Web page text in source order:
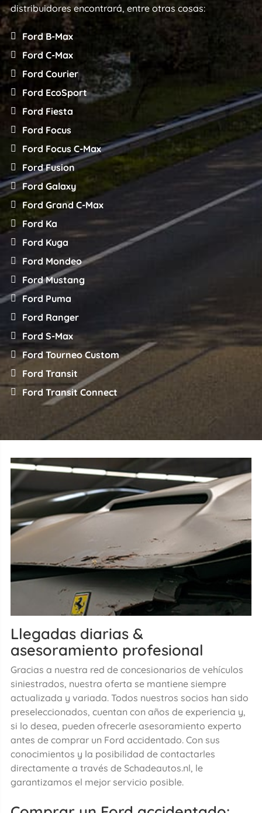
distribuidores encontrará, entre otras cosas:
Ford B-Max
Ford C-Max
Ford Courier
Ford EcoSport
Ford Fiesta
Ford Focus
Ford Focus C-Max
Ford Fusion
Ford Galaxy
Ford Grand C-Max
Ford Ka
Ford Kuga
Ford Mondeo
Ford Mustang
Ford Puma
Ford Ranger
Ford S-Max
Ford Tourneo Custom
Ford Transit
Ford Transit Connect
Llegadas diarias &
asesoramiento profesional
Gracias a nuestra red de concesionarios de vehículos
siniestrados, nuestra oferta se mantiene siempre
actualizada y variada. Todos nuestros socios han sido
preseleccionados, cuentan con años de experiencia y,
si lo desea, pueden ofrecerle asesoramiento experto
antes de comprar un Ford accidentado. Con sus
conocimientos y la posibilidad de contactarles
directamente a través de Schadeautos.nl, le
garantizamos el mejor servicio posible.